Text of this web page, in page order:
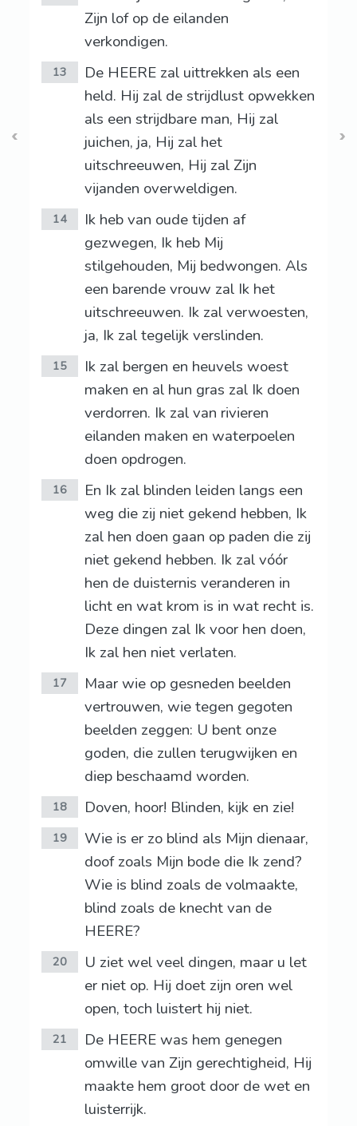
Zijn lof op de eilanden
verkondigen.
13
De HEERE zal uittrekken als een
held. Hij zal de strijdlust opwekken
als een strijdbare man, Hij zal
juichen, ja, Hij zal het
uitschreeuwen, Hij zal Zijn
vijanden overweldigen.
14
Ik heb van oude tijden af
gezwegen, Ik heb Mij
stilgehouden, Mij bedwongen. Als
een barende vrouw zal Ik het
uitschreeuwen. Ik zal verwoesten,
ja, Ik zal tegelijk verslinden.
15
Ik zal bergen en heuvels woest
maken en al hun gras zal Ik doen
verdorren. Ik zal van rivieren
eilanden maken en waterpoelen
doen opdrogen.
16
En Ik zal blinden leiden langs een
weg die zij niet gekend hebben, Ik
zal hen doen gaan op paden die zij
niet gekend hebben. Ik zal vóór
hen de duisternis veranderen in
licht en wat krom is in wat recht is.
Deze dingen zal Ik voor hen doen,
Ik zal hen niet verlaten.
17
Maar wie op gesneden beelden
vertrouwen, wie tegen gegoten
beelden zeggen: U bent onze
goden, die zullen terugwijken en
diep beschaamd worden.
18 Doven, hoor! Blinden, kijk en zie!
19
Wie is er zo blind als Mijn dienaar,
doof zoals Mijn bode die Ik zend?
Wie is blind zoals de volmaakte,
blind zoals de knecht van de
HEERE?
20
U ziet wel veel dingen, maar u let
er niet op. Hij doet zijn oren wel
open, toch luistert hij niet.
21
De HEERE was hem genegen
omwille van Zijn gerechtigheid, Hij
maakte hem groot door de wet en
luisterrijk.